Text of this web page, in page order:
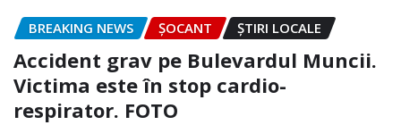
BREAKING NEWS ȘOCANT ȘTIRI LOCALE
Accident grav pe Bulevardul Muncii.
Victima este în stop cardio-
respirator. FOTO